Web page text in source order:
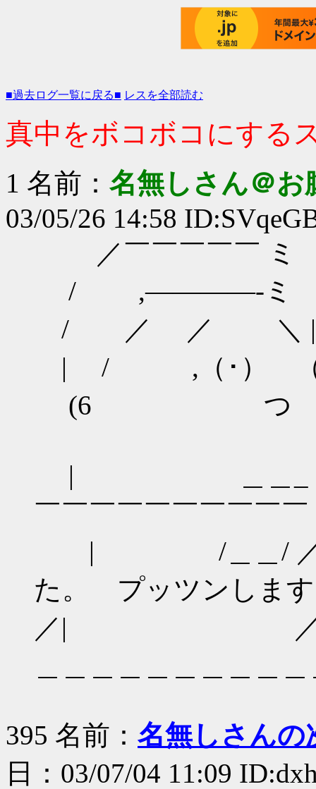
■過去ログ一覧に戻る■ レスを全部読む
真中をボコボコにする
1 名前： 名無しさん＠お
03/05/26 14:58
／￣￣￣￣￣ ミ
/ ,――――-ミ
/ ／ ／ ＼ |
| / ,（･
(6 つ
| ＿＿_ | ／
￣￣￣￣￣￣￣
| /＿＿/ ／ ＜
た。 プッ
／| ／＼ ＼
395 名前： 名無しさんの
日：03/07/04 11:09